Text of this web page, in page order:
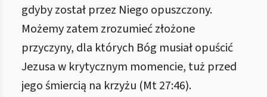
gdyby został przez Niego opuszczony.
Możemy zatem zrozumieć złożone
przyczyny, dla których Bóg musiał opuścić
Jezusa w krytycznym momencie, tuż przed
jego śmiercią na krzyżu (Mt 27:46).